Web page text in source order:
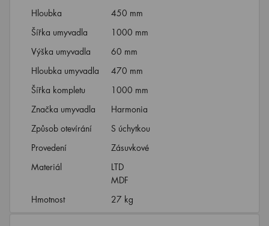
Hloubka
450 mm
Šířka umyvadla
1000 mm
Výška umyvadla
60 mm
Hloubka umyvadla
470 mm
Šířka kompletu
1000 mm
Značka umyvadla
Harmonia
Způsob otevírání
S úchytkou
Provedení
Zásuvkové
Materiál
LTD
MDF
Hmotnost
27 kg